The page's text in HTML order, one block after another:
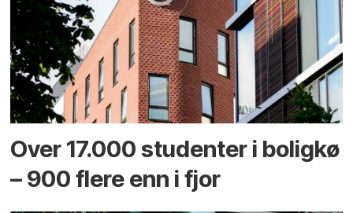
Over 17.000 studenter i boligkø
– 900 flere enn i fjor